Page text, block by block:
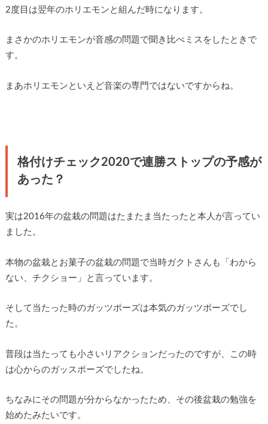
2度目は翌年のホリエモンと組んだ時になります。
まさかのホリエモンが音感の問題で聞き比べミスをしたときで
す。
まあホリエモンといえど音楽の専門ではないですからね。
格付けチェック2020で連勝ストップの予感が
あった？
実は2016年の盆栽の問題はたまたま当たったと本人が言ってい
ました。
本物の盆栽とお菓子の盆栽の問題で当時ガクトさんも「わから
ない、チクショー」と言っています。
そして当たった時のガッツポーズは本気のガッツポーズでし
た。
普段は当たっても小さいリアクションだったのですが、この時
は心からのガッスポーズでしたね。
ちなみにその問題が分からなかったため、その後盆栽の勉強を
始めたみたいです。